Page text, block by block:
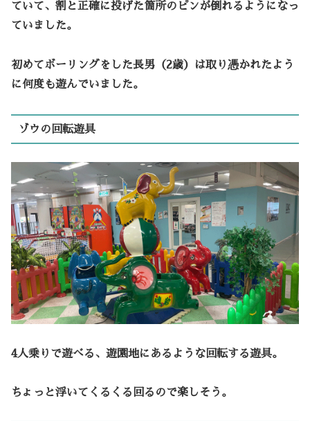
ていて、割と正確に投げた箇所のピンが倒れるようになっ
ていました。
初めてボーリングをした長男（2歳）は取り憑かれたよう
に何度も遊んでいました。
ゾウの回転遊具
4人乗りで遊べる、遊園地にあるような回転する遊具。
ちょっと浮いてくるくる回るので楽しそう。